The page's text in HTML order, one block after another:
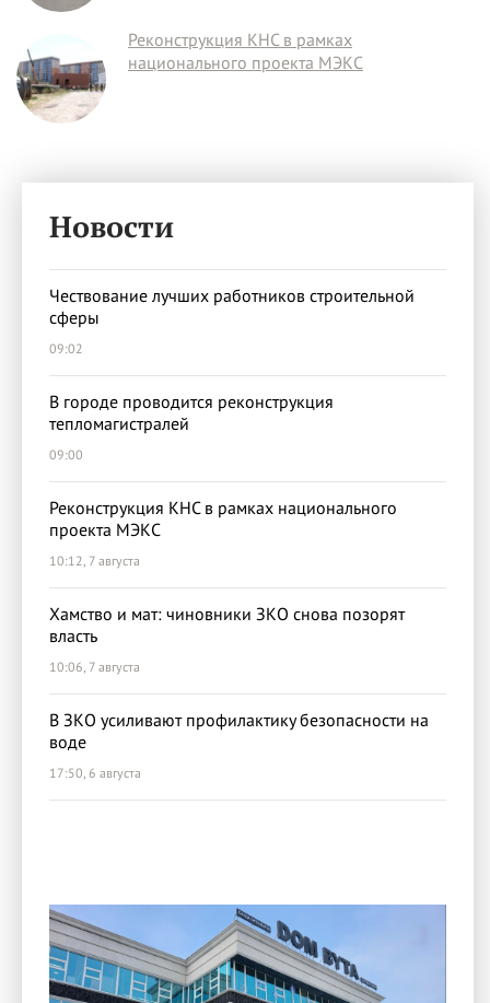
Реконструкция КНС в рамках
национального проекта МЭКС
Новости
Чествование лучших работников строительной
сферы
09:02
В городе проводится реконструкция
тепломагистралей
09:00
Реконструкция КНС в рамках национального
проекта МЭКС
10:12, 7 августа
Хамство и мат: чиновники ЗКО снова позорят
власть
10:06, 7 августа
В ЗКО усиливают профилактику безопасности на
воде
17:50, 6 августа